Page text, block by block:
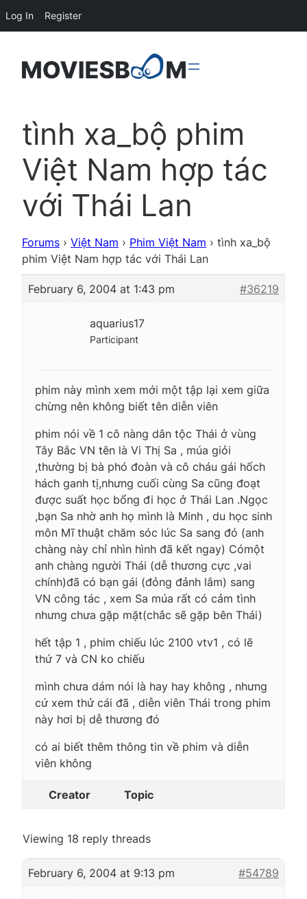
tình xa_bộ phim
Việt Nam hợp tác
với Thái Lan
Forums › Việt Nam › Phim Việt Nam › tình xa_bộ
phim Việt Nam hợp tác với Thái Lan
February 6, 2004 at 1:43 pm #36219
aquarius17
Participant
phim này mình xem mới một tập lại xem giữa
chừng nên không biết tên diễn viên
phim nói về 1 cô nàng dân tộc Thái ở vùng
Tây Bắc VN tên là Vi Thị Sa , múa giỏi
,thường bị bà phó đoàn và cô cháu gái hốch
hách ganh tị,nhưng cuối cùng Sa cũng đoạt
được suất học bổng đi học ở Thái Lan .Ngọc
,bạn Sa nhờ anh họ mình là Minh , du học sinh
môn Mĩ thuật chăm sóc lúc Sa sang đó (anh
chàng này chỉ nhìn hình đã kết ngay) Cómột
anh chàng người Thái (dễ thương cực ,vai
chính)đã có bạn gái (đỏng đảnh lắm) sang
VN công tác , xem Sa múa rất có cảm tình
nhưng chưa gặp mặt(chắc sẽ gặp bên Thái)
hết tập 1 , phim chiếu lúc 2100 vtv1 , có lẽ
thứ 7 và CN ko chiếu
mình chưa dám nói là hay hay không , nhưng
cứ xem thử cái đã , diễn viên Thái trong phim
này hơi bị dễ thương đó
có ai biết thêm thông tin về phim và diễn
viên không
Creator Topic
Viewing 18 reply threads
February 6, 2004 at 9:13 pm #54789
Log In Register